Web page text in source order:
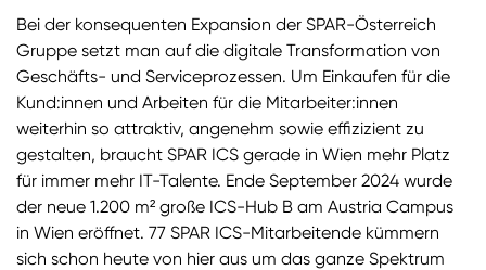
Newsletter
Zum SPAR Newsletter
Bei der konsequenten Expansion der SPAR-Österreich
Gruppe setzt man auf die digitale Transformation von
Geschäfts- und Serviceprozessen. Um Einkaufen für die
Kund:innen und Arbeiten für die Mitarbeiter:innen
weiterhin so attraktiv, angenehm sowie effizizient zu
gestalten, braucht SPAR ICS gerade in Wien mehr Platz
für immer mehr IT-Talente. Ende September 2024 wurde
der neue 1.200 m² große ICS-Hub B am Austria Campus
in Wien eröffnet. 77 SPAR ICS-Mitarbeitende kümmern
sich schon heute von hier aus um das ganze Spektrum